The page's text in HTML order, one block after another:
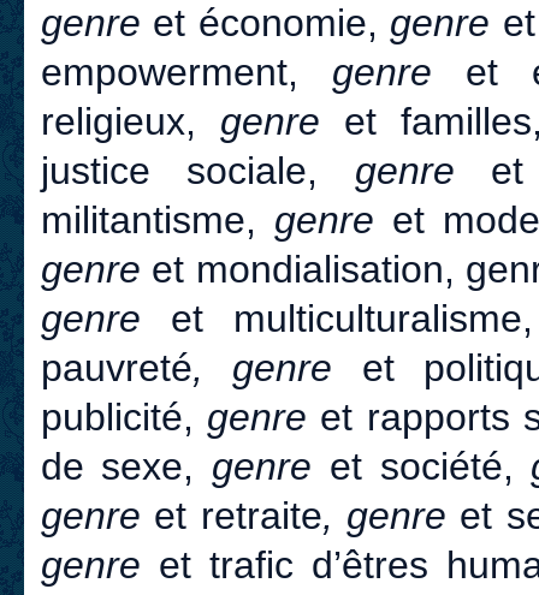
genre et économie, genre
empowerment, genre et
religieux, genre et
justice sociale, genre et
militantisme, genre et
genre et mondialisation,
genre et
pauvreté, genre et
publicité, genre et rapports
de sexe, genre et société,
genre et retraite, genre et
genre et trafic d’êtres